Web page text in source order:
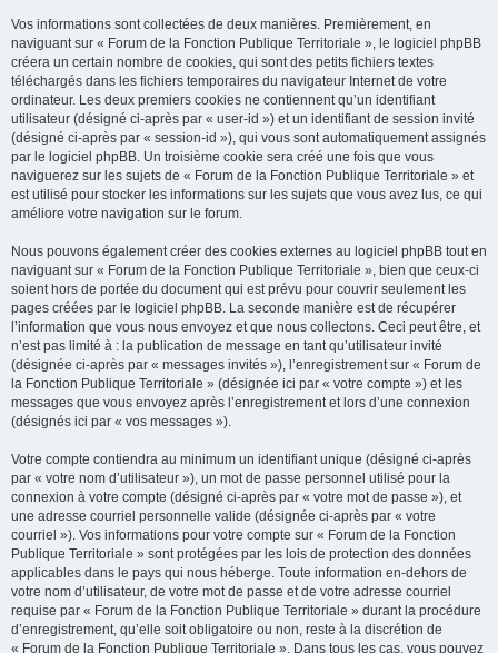
Vos informations sont collectées de deux manières. Premièrement, en
naviguant sur « Forum de la Fonction Publique Territoriale », le logiciel phpBB
créera un certain nombre de cookies, qui sont des petits fichiers textes
téléchargés dans les fichiers temporaires du navigateur Internet de votre
ordinateur. Les deux premiers cookies ne contiennent qu’un identifiant
utilisateur (désigné ci-après par « user-id ») et un identifiant de session invité
(désigné ci-après par « session-id »), qui vous sont automatiquement assignés
par le logiciel phpBB. Un troisième cookie sera créé une fois que vous
naviguerez sur les sujets de « Forum de la Fonction Publique Territoriale » et
est utilisé pour stocker les informations sur les sujets que vous avez lus, ce qui
améliore votre navigation sur le forum.
Nous pouvons également créer des cookies externes au logiciel phpBB tout en
naviguant sur « Forum de la Fonction Publique Territoriale », bien que ceux-ci
soient hors de portée du document qui est prévu pour couvrir seulement les
pages créées par le logiciel phpBB. La seconde manière est de récupérer
l’information que vous nous envoyez et que nous collectons. Ceci peut être, et
n’est pas limité à : la publication de message en tant qu’utilisateur invité
(désignée ci-après par « messages invités »), l’enregistrement sur « Forum de
la Fonction Publique Territoriale » (désignée ici par « votre compte ») et les
messages que vous envoyez après l’enregistrement et lors d’une connexion
(désignés ici par « vos messages »).
Votre compte contiendra au minimum un identifiant unique (désigné ci-après
par « votre nom d’utilisateur »), un mot de passe personnel utilisé pour la
connexion à votre compte (désigné ci-après par « votre mot de passe »), et
une adresse courriel personnelle valide (désignée ci-après par « votre
courriel »). Vos informations pour votre compte sur « Forum de la Fonction
Publique Territoriale » sont protégées par les lois de protection des données
applicables dans le pays qui nous héberge. Toute information en-dehors de
votre nom d’utilisateur, de votre mot de passe et de votre adresse courriel
requise par « Forum de la Fonction Publique Territoriale » durant la procédure
d’enregistrement, qu’elle soit obligatoire ou non, reste à la discrétion de
« Forum de la Fonction Publique Territoriale ». Dans tous les cas, vous pouvez